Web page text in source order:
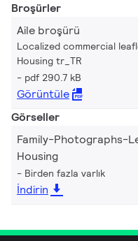
Broşürler
Aile broşürü
Localized commercial
Housing tr_TR
pdf 290.7 kB
Görüntüle
Görseller
Family-Photographs-
Housing
Birden fazla varlık
İndirin